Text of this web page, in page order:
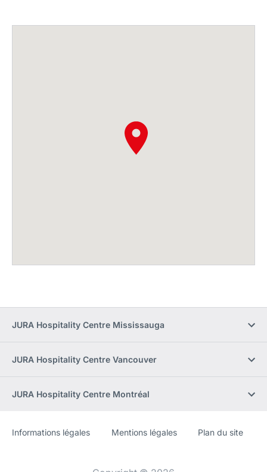
JURA Hospitality Centre Mississauga
JURA Hospitality Centre Vancouver
JURA Hospitality Centre Montréal
Site
[Website
Informations légales Mentions légales Plan du site